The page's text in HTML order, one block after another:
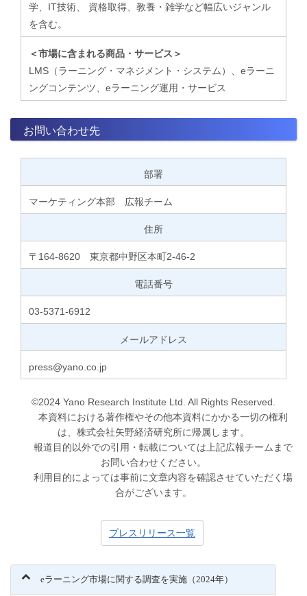
学、IT技術、 資格取得、教養・雑学など幅広いジャンル
を含む。
＜市場に含まれる商品・サービス＞
LMS（ラーニング・マネジメント・システム）、eラーニ
ングコンテンツ、eラーニング運用・サービス
お問い合わせ先
部署
マーケティング本部 広報チーム
住所
〒164-8620 東京都中野区本町2-46-2
電話番号
03-5371-6912
メールアドレス
press@yano.co.jp
©2024 Yano Research Institute Ltd. All Rights Reserved.
本資料における著作権やその他本資料にかかる一切の権利
は、株式会社矢野経済研究所に帰属します。
報道目的以外での引用・転載については上記広報チームまで
お問い合わせください。
利用目的によっては事前に文章内容を確認させていただく場
合がございます。
プレスリリース一覧
eラーニング市場に関する調査を実施（2024年）